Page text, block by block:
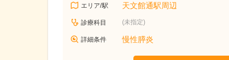
エリア/駅 天文館通駅周辺
診療科目 (未指定)
詳細条件 慢性膵炎